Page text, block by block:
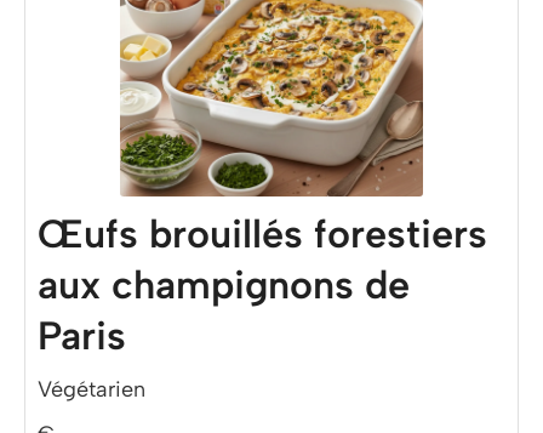
Œufs brouillés forestiers
aux champignons de
Paris
Végétarien